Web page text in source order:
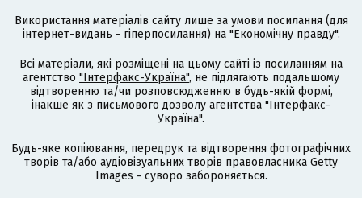
Використання матеріалів сайту лише за умови посилання (для
інтернет-видань - гіперпосилання) на "Економічну правду".
Всі матеріали, які розміщені на цьому сайті із посиланням на
агентство "Інтерфакс-Україна", не підлягають подальшому
відтворенню та/чи розповсюдженню в будь-якій формі,
інакше як з письмового дозволу агентства "Інтерфакс-
Україна".
Будь-яке копіювання, передрук та відтворення фотографічних
творів та/або аудіовізуальних творів правовласника Getty
Images - суворо забороняється.